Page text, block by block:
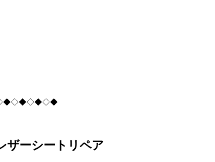
ザーシートリペア